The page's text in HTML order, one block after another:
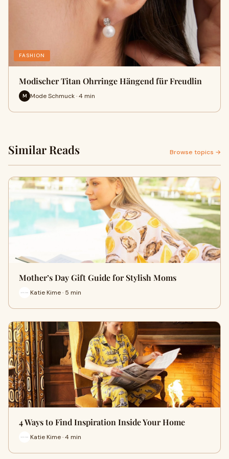
FASHION
Modischer Titan Ohrringe Hängend für Freudlin
M Mode Schmuck · 4 min
Similar Reads Browse topics →
Mother’s Day Gift Guide for Stylish Moms
Katie Kime · 5 min
4 Ways to Find Inspiration Inside Your Home
Katie Kime · 4 min